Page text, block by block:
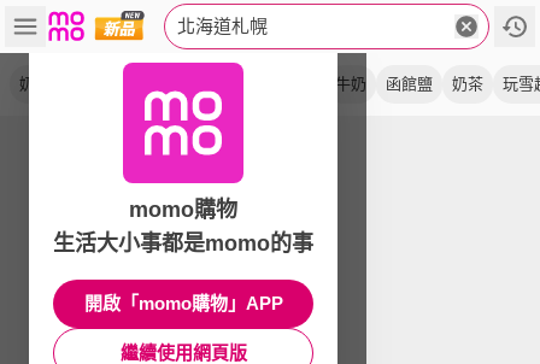
北海道札幌
奶凍捲 牛奶 函館鹽 奶茶 玩雪
momo購物
生活大小事都是momo的事
開啟「momo購物」APP
繼續使用網頁版